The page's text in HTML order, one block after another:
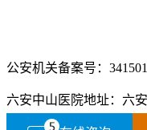
公安机关备案号：
六安中山医院地址：六